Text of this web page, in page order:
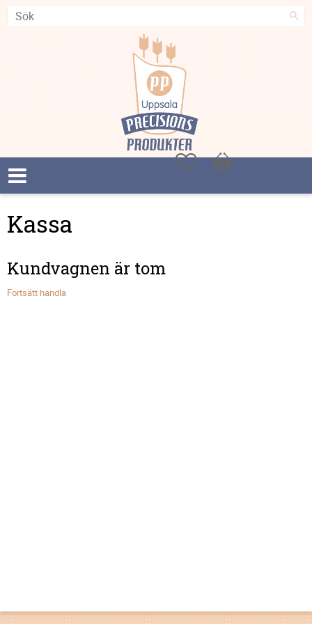
FavoriterKundvagn
Kassa
Kundvagnen är tom
Fortsätt handla